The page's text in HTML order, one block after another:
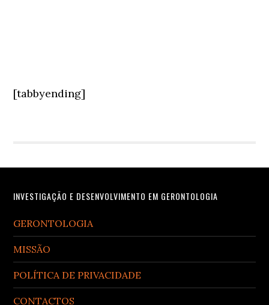
[tabbyending]
Footer
INVESTIGAÇÃO E DESENVOLVIMENTO EM GERONTOLOGIA
GERONTOLOGIA
MISSÃO
POLÍTICA DE PRIVACIDADE
CONTACTOS